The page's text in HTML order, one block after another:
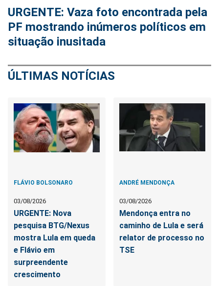
URGENTE: Vaza foto encontrada pela
PF mostrando inúmeros políticos em
situação inusitada
ÚLTIMAS NOTÍCIAS
FLÁVIO BOLSONARO
03/08/2026
URGENTE: Nova
pesquisa BTG/Nexus
mostra Lula em queda
e Flávio em
surpreendente
crescimento
ANDRÉ MENDONÇA
03/08/2026
Mendonça entra no
caminho de Lula e será
relator de processo no
TSE